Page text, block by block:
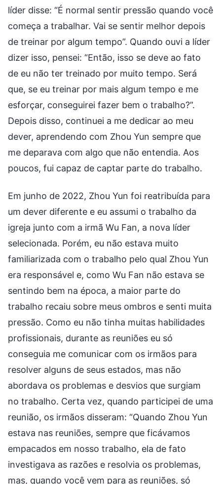
líder disse: “É normal sentir pressão quando você
começa a trabalhar. Vai se sentir melhor depois
de treinar por algum tempo”. Quando ouvi a líder
dizer isso, pensei: “Então, isso se deve ao fato
de eu não ter treinado por muito tempo. Será
que, se eu treinar por mais algum tempo e me
esforçar, conseguirei fazer bem o trabalho?”.
Depois disso, continuei a me dedicar ao meu
dever, aprendendo com Zhou Yun sempre que
me deparava com algo que não entendia. Aos
poucos, fui capaz de captar parte do trabalho.
Em junho de 2022, Zhou Yun foi reatribuída para
um dever diferente e eu assumi o trabalho da
igreja junto com a irmã Wu Fan, a nova líder
selecionada. Porém, eu não estava muito
familiarizada com o trabalho pelo qual Zhou Yun
era responsável e, como Wu Fan não estava se
sentindo bem na época, a maior parte do
trabalho recaiu sobre meus ombros e senti muita
pressão. Como eu não tinha muitas habilidades
profissionais, durante as reuniões eu só
conseguia me comunicar com os irmãos para
resolver alguns de seus estados, mas não
abordava os problemas e desvios que surgiam
no trabalho. Certa vez, quando participei de uma
reunião, os irmãos disseram: “Quando Zhou Yun
estava nas reuniões, sempre que ficávamos
empacados em nosso trabalho, ela de fato
investigava as razões e resolvia os problemas,
mas, quando você vem para as reuniões, só